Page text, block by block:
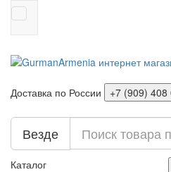
Доставка по России +7 (909) 408
Везде
Каталог